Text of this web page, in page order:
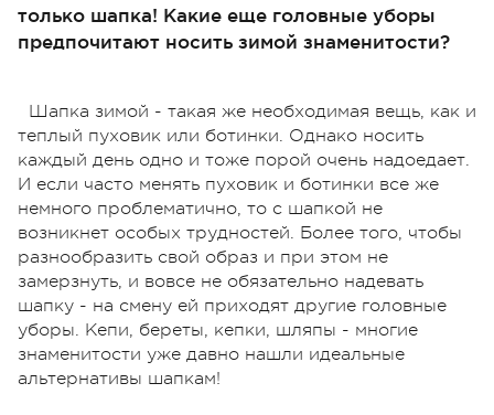
только шапка! Какие еще головные уборы
предпочитают носить зимой знаменитости?
Шапка зимой - такая же необходимая вещь, как и
теплый пуховик или ботинки. Однако носить
каждый день одно и тоже порой очень надоедает.
И если часто менять пуховик и ботинки все же
немного проблематично, то с шапкой не
возникнет особых трудностей. Более того, чтобы
разнообразить свой образ и при этом не
замерзнуть, и вовсе не обязательно надевать
шапку - на смену ей приходят другие головные
уборы. Кепи, береты, кепки, шляпы - многие
знаменитости уже давно нашли идеальные
альтернативы шапкам!